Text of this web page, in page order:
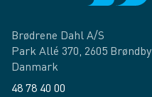
Brødrene Dahl A/S
Park Allé 370, 2605 Brøndby
Danmark
48 78 40 00